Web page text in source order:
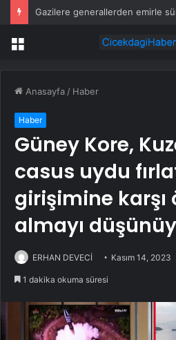
Gazilere generallerden emirle
Menü
Anasayfa / Haber
Haber
Güney Kore,
casus uydu
girişimine karşı
almayı
ERHAN DEVECİ Kasım 14, 2023
1 dakika okuma süresi